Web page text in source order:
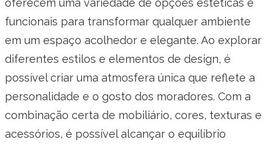
oferecem uma variedade de opções estéticas e
funcionais para transformar qualquer ambiente
em um espaço acolhedor e elegante. Ao explorar
diferentes estilos e elementos de design, é
possível criar uma atmosfera única que reflete a
personalidade e o gosto dos moradores. Com a
combinação certa de mobiliário, cores, texturas e
acessórios, é possível alcançar o equilíbrio